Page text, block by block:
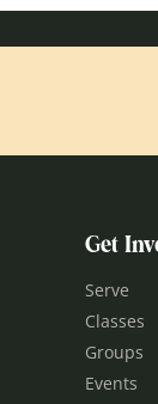
Get
Serve
Classes
Groups
Events